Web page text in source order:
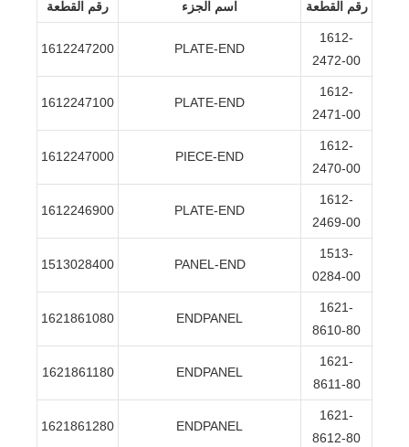
رقم القطعة اسم الجزء رقم القطعة
1612247200 PLATE-END
1612-
2472-00
1612247100 PLATE-END
1612-
2471-00
1612247000 PIECE-END
1612-
2470-00
1612246900 PLATE-END
1612-
2469-00
1513028400 PANEL-END
1513-
0284-00
1621861080 ENDPANEL
1621-
8610-80
1621861180 ENDPANEL
1621-
8611-80
1621861280 ENDPANEL
1621-
8612-80